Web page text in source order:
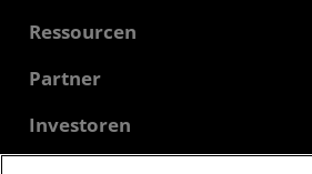
Verantwortung
Kontakt
Pressebereich
Mediathek
Ressourcen
Developer Central
Fallstudien
Online-Seminare
Partner
AMD Partner Hub
Autorisierte Händler
Investoren